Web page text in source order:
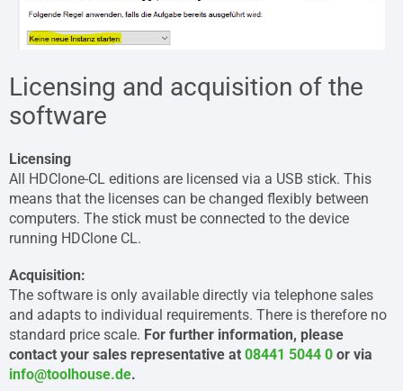
Licensing and acquisition of the
software
Licensing
All HDClone-CL editions are licensed via a USB stick. This
means that the licenses can be changed flexibly between
computers. The stick must be connected to the device
running HDClone CL.
Acquisition:
The software is only available directly via telephone sales
and adapts to individual requirements. There is therefore no
standard price scale. For further information, please
contact your sales representative at 08441 5044 0 or via
info@toolhouse.de.